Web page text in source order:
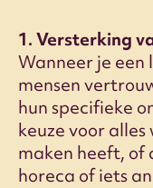
1. Versterking
Wanneer je een
mensen
hun specifieke
keuze voor
maken heeft, of
horeca of iets